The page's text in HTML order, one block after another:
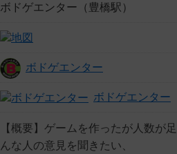
ボドゲエンター（豊橋駅）
ボドゲエンター
ボドゲエンター
【概要】ゲームを作ったが人数が
んな人の意見を聞きたい、